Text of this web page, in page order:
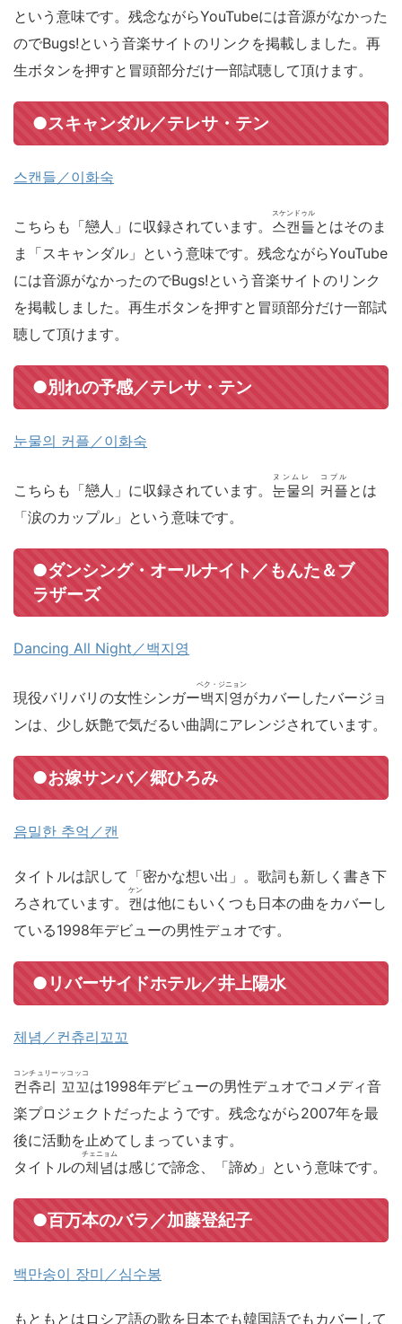
という意味です。残念ながらYouTubeには音源がなかった
のでBugs!という音楽サイトのリンクを掲載しました。再
生ボタンを押すと冒頭部分だけ一部試聴して頂けます。
●スキャンダル／テレサ・テン
스캔들／이화숙
こちらも「戀人」に収録されています。 스캔들
スケンドゥル
とはそのま
ま「スキャンダル」という意味です。残念ながらYouTube
には音源がなかったのでBugs!という音楽サイトのリンク
を掲載しました。再生ボタンを押すと冒頭部分だけ一部試
聴して頂けます。
●別れの予感／テレサ・テン
눈물의 커플／이화숙
こちらも「戀人」に収録されています。 눈물의 커플
ヌンムレ コプル
とは
「涙のカップル」という意味です。
●ダンシング・オールナイト／もんた＆ブ
ラザーズ
Dancing All Night／백지영
現役バリバリの女性シンガー백지영
ペク・ジニョン
がカバーしたバージョ
ンは、少し妖艶で気だるい曲調にアレンジされています。
●お嫁サンバ／郷ひろみ
음밀한 추억／캔
タイトルは訳して「密かな想い出」。歌詞も新しく書き下
ろされています。 캔
ケン
は他にもいくつも日本の曲をカバーし
ている1998年デビューの男性デュオです。
●リバーサイドホテル／井上陽水
체념／컨츄리꼬꼬
컨츄리 꼬꼬
コンチュリーッコッコ
は1998年デビューの男性デュオでコメディ音
楽プロジェクトだったようです。残念ながら2007年を最
後に活動を止めてしまっています。
タイトルの체념
チェニョム
は感じで諦念、「諦め」という意味です。
●百万本のバラ／加藤登紀子
백만송이 장미／심수봉
もともとはロシア語の歌を日本でも韓国語でもカバーして